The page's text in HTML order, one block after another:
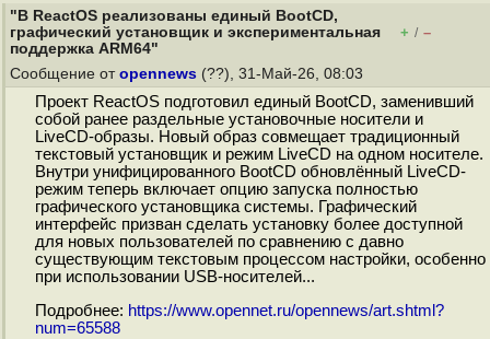
"В ReactOS реализованы единый BootCD,
графический установщик и экспериментальная
поддержка ARM64"
+ / –
Сообщение от opennews (??), 31-Май-26, 08:03
Проект ReactOS подготовил единый BootCD, заменивший
собой ранее раздельные установочные носители и
LiveCD-образы. Новый образ совмещает традиционный
текстовый установщик и режим LiveCD на одном носителе.
Внутри унифицированного BootCD обновлённый LiveCD-
режим теперь включает опцию запуска полностью
графического установщика системы. Графический
интерфейс призван сделать установку более доступной
для новых пользователей по сравнению с давно
существующим текстовым процессом настройки, особенно
при использовании USB-носителей...
Подробнее: https://www.opennet.ru/opennews/art.shtml?
num=65588